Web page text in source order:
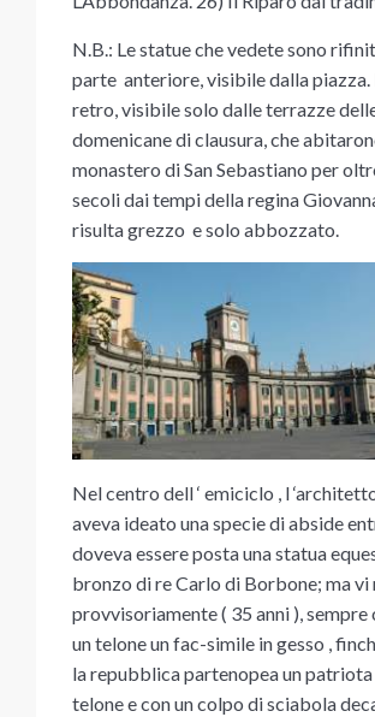
N.B.: Le statue che vedete sono
parte anteriore, visibile dalla piazza.
retro, visibile solo dalle terrazze
domenicane di clausura, che
monastero di San Sebastiano per
secoli dai tempi della regina
risulta grezzo e solo abbozzato.
Nel centro dell ‘ emiciclo , l
aveva ideato una specie di abside
doveva essere posta una statua
bronzo di re Carlo di Borbone; ma
provvisoriamente ( 35 anni ),
un telone un fac-simile in gesso ,
la repubblica partenopea un
telone e con un colpo di sciabola